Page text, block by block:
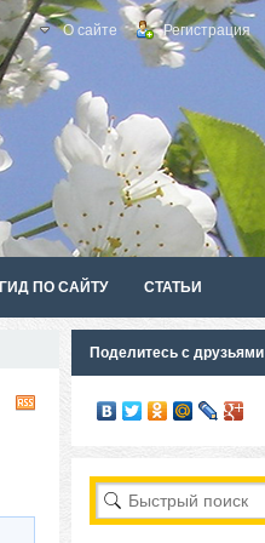
О сайте Регистрация
ГИД ПО САЙТУ СТАТЬИ
RSS
Поделитесь с друзьями